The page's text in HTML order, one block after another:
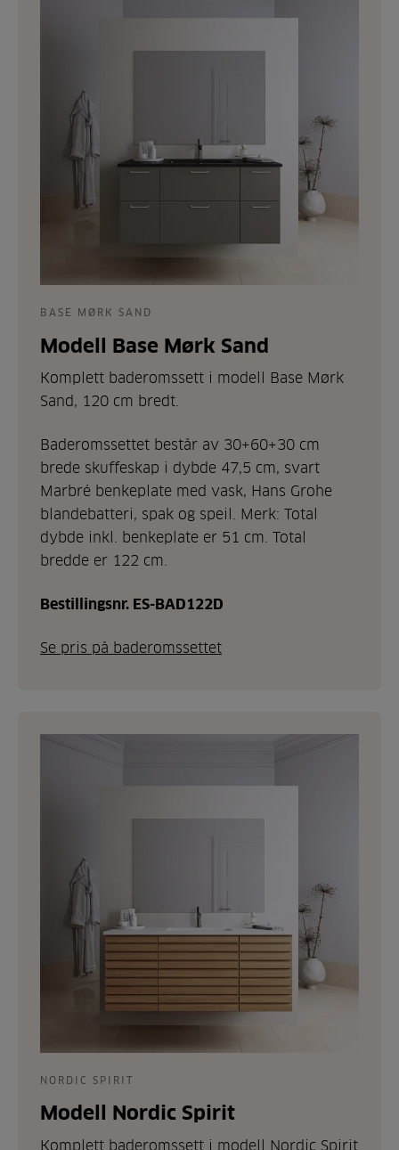
BASE MØRK SAND
Modell Base Mørk Sand
Komplett baderomssett i modell Base Mørk
Sand, 120 cm bredt.
Baderomssettet består av 30+60+30 cm
brede skuffeskap i dybde 47,5 cm, svart
Marbré benkeplate med vask, Hans Grohe
blandebatteri, spak og speil. Merk: Total
dybde inkl. benkeplate er 51 cm. Total
bredde er 122 cm.
Bestillingsnr. ES-BAD122D
Se pris på baderomssettet
NORDIC SPIRIT
Modell Nordic Spirit
Komplett baderomssett i modell Nordic Spirit